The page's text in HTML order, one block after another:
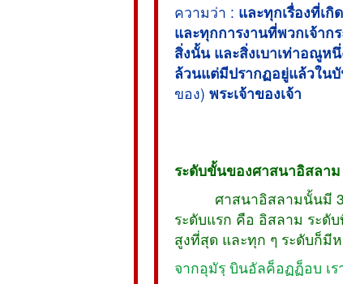
ความว่า : และทุกเรื่องที่เ
และทุกการงานที่พวกเจ้าก
สิ่งนั้น และสิ่งเบาเท่าอณูห
ล้วนแต่มีปรากฏอยู่แล้วใน
ของ) พระเจ้าของเจ้า
ระดับขั้นของศาสนาอิสลาม
ศาสนาอิสลามนั้นมี 3 ร
ระดับแรก คือ อิสลาม ระดั
สูงที่สุด และทุก ๆ ระดับก็มี
จากอุมัรฺ บินอัลค็อฏฏ็อบ เ